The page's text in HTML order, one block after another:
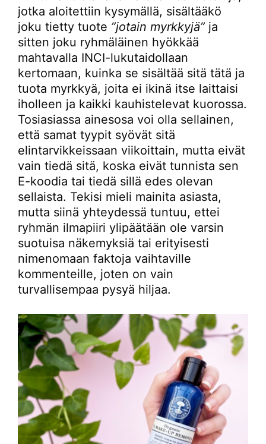
jotka aloitettiin kysymällä, sisältääkö
joku tietty tuote ”jotain myrkkyjä” ja
sitten joku ryhmäläinen hyökkää
mahtavalla INCI-lukutaidollaan
kertomaan, kuinka se sisältää sitä tätä ja
tuota myrkkyä, joita ei ikinä itse laittaisi
iholleen ja kaikki kauhistelevat kuorossa.
Tosiasiassa ainesosa voi olla sellainen,
että samat tyypit syövät sitä
elintarvikkeissaan viikoittain, mutta eivät
vain tiedä sitä, koska eivät tunnista sen
E-koodia tai tiedä sillä edes olevan
sellaista. Tekisi mieli mainita asiasta,
mutta siinä yhteydessä tuntuu, ettei
ryhmän ilmapiiri ylipäätään ole varsin
suotuisa näkemyksiä tai erityisesti
nimenomaan faktoja vaihtaville
kommenteille, joten on vain
turvallisempaa pysyä hiljaa.